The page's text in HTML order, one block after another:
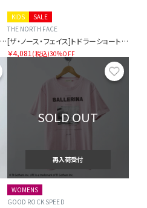
[ザ・ノース・フェイス]キッズショートスリーブノベルティビッグルートティー
SALE
KIDS
THE NORTH FACE
[ザ・ノース・フェイス]トドラーショートスリーブノベルティビッグルートティー
￥4,081 (税込)30%OFF
お気に入り
SOLD OUT
再入荷受付
WOMENS
GOOD ROCK SPEED